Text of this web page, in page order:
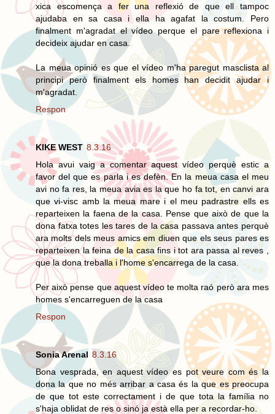
xica escomença a fer una reflexió de que ell tampoc
ajudaba en sa casa i ella ha agafat la costum. Pero
finalment m'agradat el vídeo perque el pare reflexiona i
decideix ajudar en casa.
La meua opinió es que el vídeo m'ha paregut masclista al
principi però finalment els homes han decidit ajudar i
m'agradat.
Respon
KIKE WEST 8.3.16
Hola avui vaig a comentar aquest vídeo perquè estic a
favor del que es parla i es defèn. En la meua casa el meu
avi no fa res, la meua avia es la que ho fa tot, en canvi ara
que vi-visc amb la meua mare i el meu padrastre ells es
reparteixen la faena de la casa. Pense que això de que la
dona fatxa totes les tares de la casa passava antes perquè
ara molts dels meus amics em diuen que els seus pares es
reparteixen la feina de la casa fins i tot ara passa al reves ,
que la dona treballa i l'home s'encarrega de la casa.
Per això pense que aquest vídeo te molta raó però ara mes
homes s'encarreguen de la casa
Respon
Sonia Arenal 8.3.16
Bona vesprada, en aquest vídeo es pot veure com és la
dona la que no més arribar a casa és la que es preocupa
de que tot este correctament i de que tota la família no
s'haja oblidat de res o sinó ja està ella per a recordar-ho.